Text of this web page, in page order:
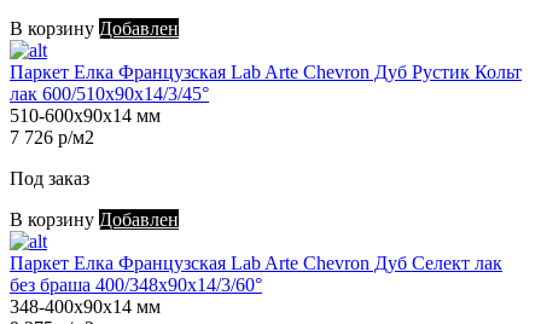
В корзину Добавлен
Паркет Елка Французская Lab Arte Chevron Дуб Рустик Кольт
лак 600/510х90х14/3/45°
510-600х90х14 мм
7 726 р/м2
Под заказ
В корзину Добавлен
Паркет Елка Французская Lab Arte Chevron Дуб Селект лак
без браша 400/348х90х14/3/60°
348-400х90х14 мм